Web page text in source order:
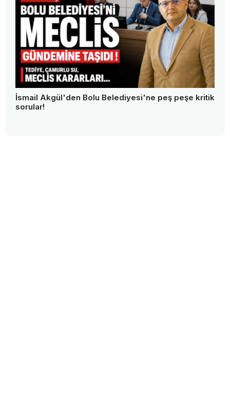
İsmail Akgül'den Bolu Belediyesi'ne peş peşe kritik
sorular!